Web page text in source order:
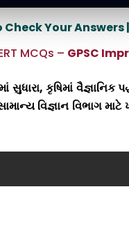
Your Answers
MCQs – GPSC
સુધારા, કૃષિમાં
સામાન્ય વિજ્ઞાન વિભાગ